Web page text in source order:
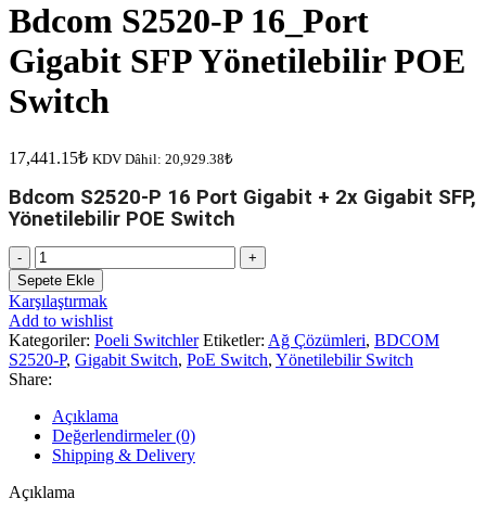
Bdcom S2520-P 16_Port
Gigabit SFP Yönetilebilir POE
Switch
17,441.15₺ KDV Dâhil: 20,929.38₺
Bdcom S2520-P 16 Port Gigabit + 2x Gigabit SFP,
Yönetilebilir POE Switch
Bdcom
S2520-
P
16_Port
Gigabit
SFP
Yönetilebilir
POE
Switch
adet
Sepete Ekle
Karşılaştırmak
Add to wishlist
Kategoriler: Poeli Switchler Etiketler: Ağ Çözümleri, BDCOM
S2520-P, Gigabit Switch, PoE Switch, Yönetilebilir Switch
Share:
Açıklama
Değerlendirmeler (0)
Shipping & Delivery
Açıklama